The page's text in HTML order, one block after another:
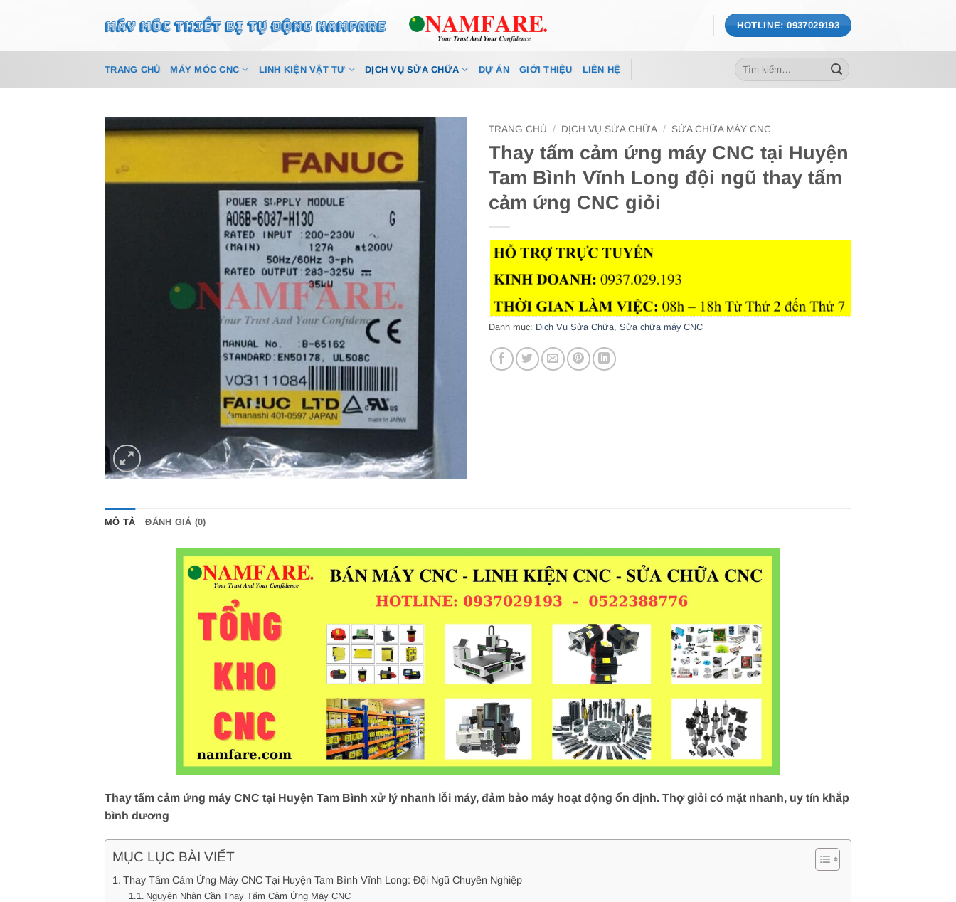
HOTLINE: 0937029193
TRANG CHỦ MÁY MÓC CNC LINH KIỆN VẬT TƯ DỊCH VỤ SỬA CHỮA DỰ ÁN GIỚI THIỆU LIÊN HỆ
Tìm
kiếm:
TRANG CHỦ / DỊCH VỤ SỬA CHỮA / SỬA CHỮA MÁY CNC
Thay tấm cảm ứng máy CNC tại Huyện
Tam Bình Vĩnh Long đội ngũ thay tấm
cảm ứng CNC giỏi
Danh mục: Dịch Vụ Sửa Chữa, Sửa chữa máy CNC
MÔ TẢ ĐÁNH GIÁ (0)
Thay tấm cảm ứng máy CNC tại Huyện Tam Bình xử lý nhanh lỗi máy, đảm bảo máy hoạt động ổn định. Thợ giỏi có mặt nhanh, uy tín khắp
bình dương
MỤC LỤC BÀI VIẾT
Thay Tấm Cảm Ứng Máy CNC Tại Huyện Tam Bình Vĩnh Long: Đội Ngũ Chuyên Nghiệp
Nguyên Nhân Cần Thay Tấm Cảm Ứng Máy CNC